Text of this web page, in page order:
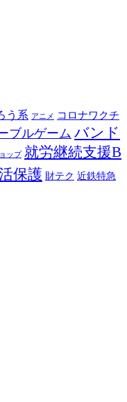
う系 アニメ
コロナワクチ
ブルゲーム バンド
ップ 就労継続支援B
保護 財テク 近鉄特急